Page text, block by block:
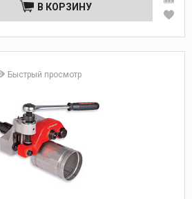
В КОРЗИНУ
Быстрый просмотр